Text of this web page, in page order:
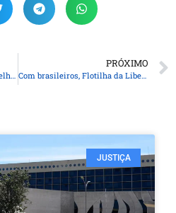
Paranaense Babi conquista melhor resultado da história do Brasil no Mundial de Ginástica Rítmica
PRÓXIMO
Com brasileiros, Flotilha da Liberdade leva ajuda humanitária a Gaza
JUSTIÇA